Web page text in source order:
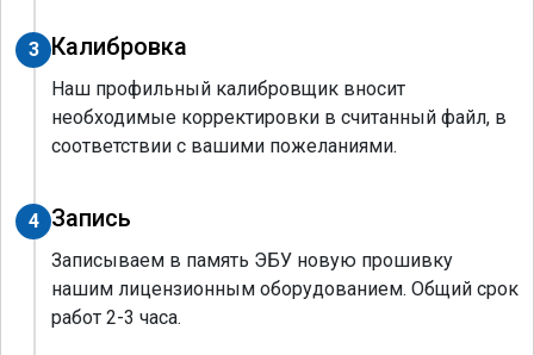
3 Калибровка
Наш профильный калибровщик вносит
необходимые корректировки в считанный файл, в
соответствии с вашими пожеланиями.
4 Запись
Записываем в память ЭБУ новую прошивку
нашим лицензионным оборудованием. Общий срок
работ 2-3 часа.